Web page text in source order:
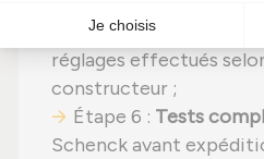
Étape 5 :
réglages effectués
constructeur ;
Étape 6 : Tests
Schenck avant